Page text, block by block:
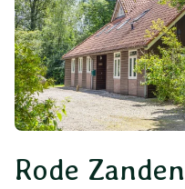
Rode Zanden